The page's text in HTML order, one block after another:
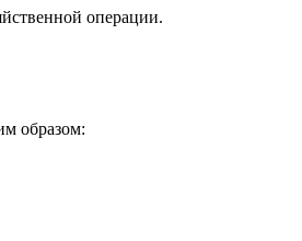
операции.
образом: